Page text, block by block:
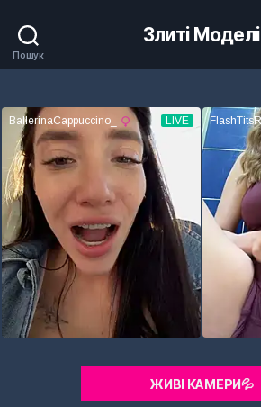
Пошук
Злиті Моделі
ЖИВІ КАМЕРИ💦